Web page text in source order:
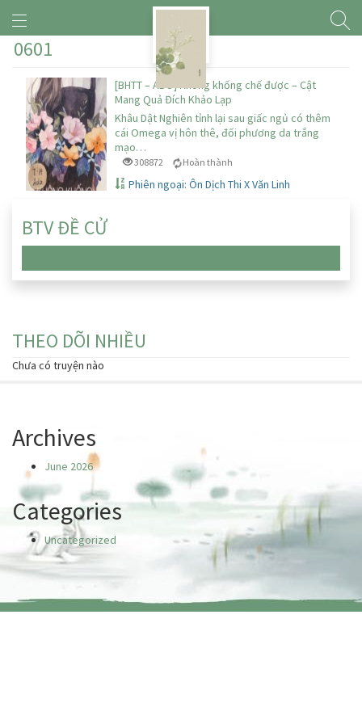
0601
[BHTT – ABO] Không khống chế được – Cật
Mang Quả Đích Khảo Lạp
Khâu Dật Nghiên tỉnh lại sau giấc ngủ có thêm
cái Omega vị hôn thê, đối phương da trắng
mạo…
308872 Hoàn thành
Phiên ngoại: Ôn Dịch Thi X Văn Linh
BTV ĐỀ CỬ
THEO DÕI NHIỀU
Chưa có truyện nào
Archives
June 2026
Categories
Uncategorized